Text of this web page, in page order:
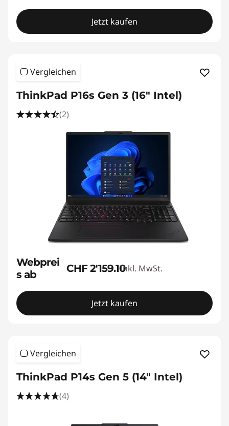
Jetzt kaufen
Vergleichen
ThinkPad P16s Gen 3 (16″ Intel)
(2)
Webprei
s ab
CHF 2'159.10Inkl. MwSt.
Jetzt kaufen
Vergleichen
ThinkPad P14s Gen 5 (14" Intel)
(4)